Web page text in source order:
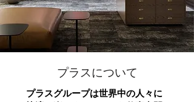
​プラスについて​
プラスグループは世界中の人々に